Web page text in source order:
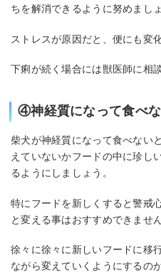
ちを解消できるように努めましょ
ストレスが原因だと、便にも変
下痢が続く場合には獣医師に相
④神経質になって食べ
柴犬が神経質になって食べない
えていないかフードの中に珍し
るようにしましょう。
特にフードを新しくすると警戒
と変える事はおすすめできません
徐々に徐々に新しいフードに移
ながら変えていくようにするの